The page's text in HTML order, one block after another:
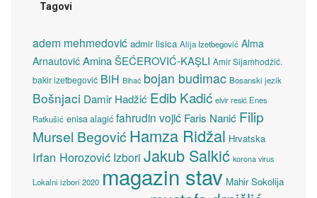
Tagovi
adem mehmedović admir lisica Alija Izetbegović Alma
Arnautović Amina ŠEĆEROVIĆ-KAŞLI Amir Sijamhodžić.
bakir izetbegović BiH Bihać bojan budimac Bosanski jezik
Bošnjaci Damir Hadžić Edib Kadić elvir resić Enes
Ratkušić enisa alagić fahrudin vojić Faris Nanić Filip
Mursel Begović Hamza Ridžal Hrvatska
Irfan Horozović Izbori Jakub Salkić korona virus
Lokalni izbori 2020 magazin stav Mahir Sokolija